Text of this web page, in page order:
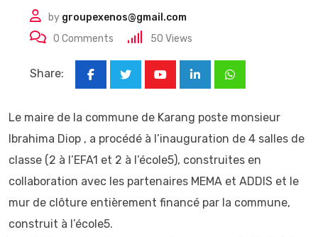
by groupexenos@gmail.com
0 Comments 50 Views
Share:
LinkedInWhatsapp
Le maire de la commune de Karang poste monsieur
Ibrahima Diop , a procédé à l’inauguration de 4 salles de
classe (2 à l’EFA1 et 2 à l’école5), construites en
collaboration avec les partenaires MEMA et ADDIS et le
mur de clôture entièrement financé par la commune,
construit à l’école5.